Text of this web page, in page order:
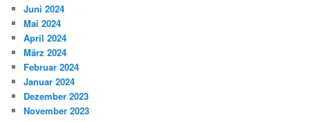
Juni 2024
Mai 2024
April 2024
März 2024
Februar 2024
Januar 2024
Dezember 2023
November 2023